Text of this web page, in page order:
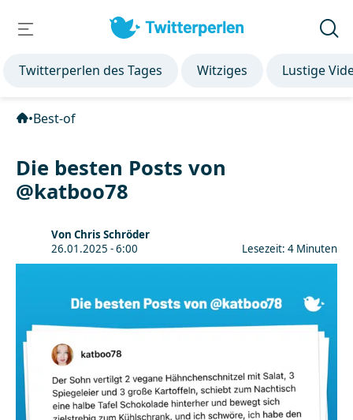
Twitterperlen des Tages Witziges Lustige
•Best-of
Die besten Posts von
@katboo78
Von Chris Schröder
26.01.2025 - 6:00
Lesezeit: 4 Minuten